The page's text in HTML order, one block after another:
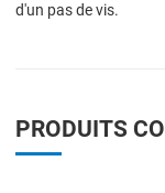
d'un pas de vis.
PRODUITS